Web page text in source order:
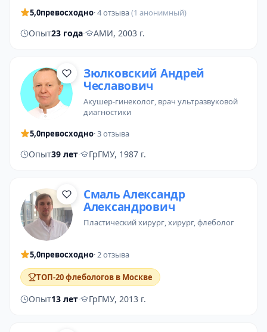
5,0превосходно· 4 отзыва(1 анонимный)
Опыт23 года· АМИ, 2003 г.
Зюлковский Андрей
Чеславович
акушер-гинеколог, врач ультразвуковой
диагностики
5,0превосходно· 3 отзыва
Опыт39 лет· ГрГМУ, 1987 г.
Смаль Александр
Александрович
пластический хирург, хирург,флеболог
5,0превосходно· 2 отзыва
ТОП-20 флебологов в Москве
Опыт13 лет· ГрГМУ, 2013 г.